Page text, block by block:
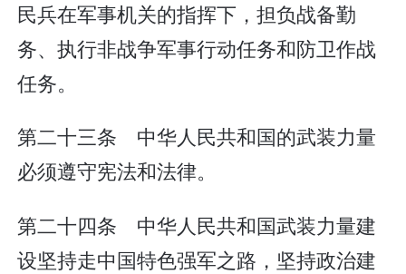
民兵在军事机关的指挥下，担负战备勤
务、执行非战争军事行动任务和防卫作战
任务。
第二十三条 中华人民共和国的武装力量
必须遵守宪法和法律。
第二十四条 中华人民共和国武装力量建
设坚持走中国特色强军之路，坚持政治建